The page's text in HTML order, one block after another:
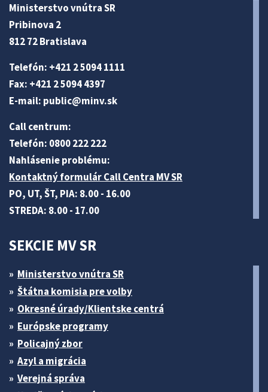
Ministerstvo vnútra SR
Pribinova 2
812 72 Bratislava
Telefón: +421 2 5094 1111
Fax: +421 2 5094 4397
E-mail: public@minv.sk
Call centrum:
Telefón: 0800 222 222
Nahlásenie problému:
Kontaktný formulár Call Centra MV SR
PO, UT, ŠT, PIA: 8.00 - 16.00
STREDA: 8.00 - 17.00
SEKCIE MV SR
Ministerstvo vnútra SR
Štátna komisia pre volby
Okresné úrady/Klientske centrá
Európske programy
Policajný zbor
Azyl a migrácia
Verejná správa